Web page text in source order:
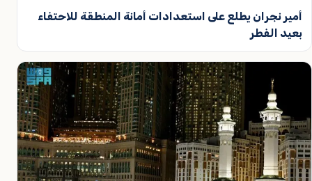
أمير نجران يطلع على استعدادات أمانة المنطقة للاحتفاء
بعيد الفطر